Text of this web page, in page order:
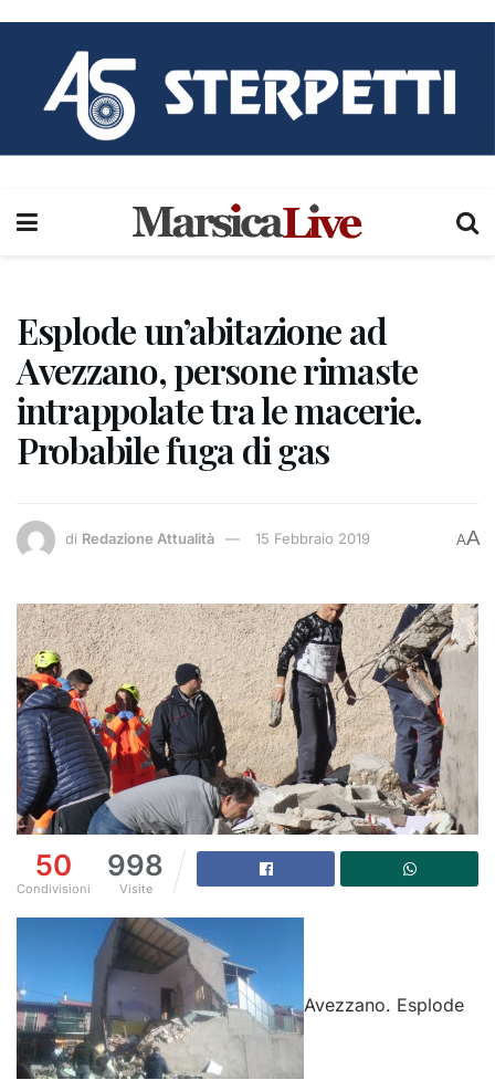
Esplode un’abitazione ad
Avezzano, persone rimaste
intrappolate tra le macerie.
Probabile fuga di gas
di Redazione Attualità 15 Febbraio 2019 AA
50
Condivisioni
998
Visite
Avezzano. Esplode